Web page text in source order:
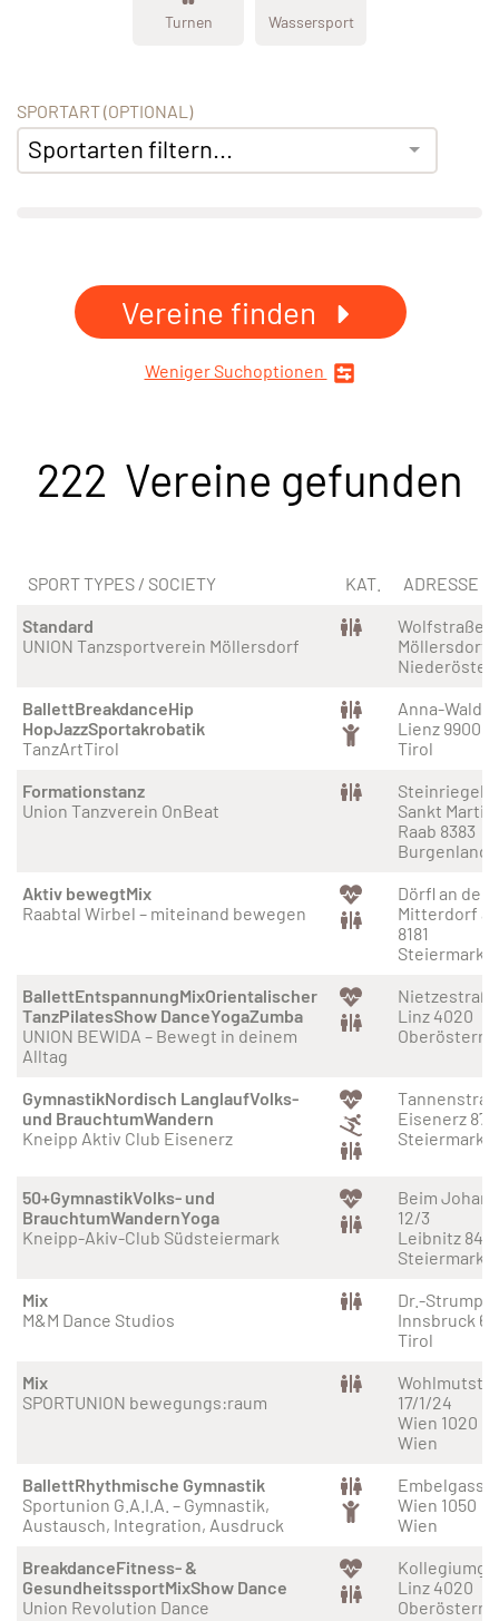
Turnen Wassersport
SPORTART (OPTIONAL)
Sportarten filtern...
Vereine finden
Weniger Suchoptionen
222 Vereine gefunden
SPORT TYPES / SOCIETY KAT.
ADRESSE
Standard
UNION Tanzsportverein Möllersdorf
Wolfstraße
Möllersdorf
BallettBreakdanceHip
HopJazzSportakrobatik
TanzArtTirol
Anna-
Lienz 9900
Tirol
Formationstanz
Union Tanzverein OnBeat
Steinriegel 3
Sankt Martin
Raab 8383
Burgenland
Aktiv bewegtMix
Raabtal Wirbel – miteinand bewegen
Dörfl an der
Mitterdorf
8181
Steiermark
BallettEntspannungMixOrientalischer
TanzPilatesShow DanceYogaZumba
UNION BEWIDA – Bewegt in deinem
Alltag
Linz 4020
GymnastikNordisch LanglaufVolks-
und BrauchtumWandern
Kneipp Aktiv Club Eisenerz
Eisenerz
Steiermark
50+GymnastikVolks- und
BrauchtumWandernYoga
Kneipp-Akiv-Club Südsteiermark
Beim
12/3
Leibnitz
Steiermark
Mix
M&M Dance Studios
Dr.-Strumpf-
Innsbruck
Tirol
Mix
SPORTUNION bewegungs:raum
17/1/24
Wien 1020
Wien
BallettRhythmische Gymnastik
Sportunion G.A.I.A. – Gymnastik,
Austausch, Integration, Ausdruck
Embelgasse
Wien 1050
Wien
BreakdanceFitness- &
GesundheitssportMixShow Dance
Union Revolution Dance
Linz 4020